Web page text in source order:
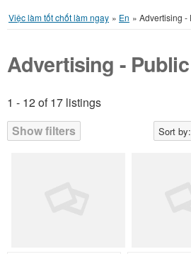
Việc làm tốt chốt làm ngay » En » Advertising -
Advertising -
1 - 12 of 17 listings
Show filters
Sort by:
Listings